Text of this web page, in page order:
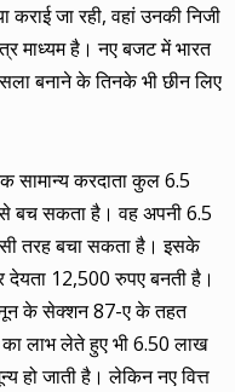
कराई जा रही, वहां उनकी निजी
माध्यम है। नए बजट में भारत
बनाने के तिनके भी छीन लिए
सामान्य करदाता कुल 6.5
बच सकता है। वह अपनी 6.5
तरह बचा सकता है। इसके
12,500 रुपए बनती है।
के सेक्शन 87-ए के तहत
का लाभ लेते हुए भी 6.50 लाख
हो जाती है। लेकिन नए वित्त